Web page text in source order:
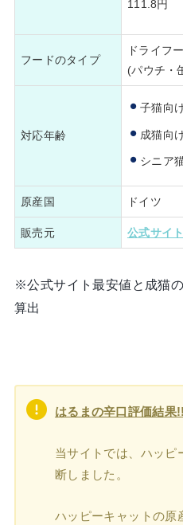
111.8円
フードのタイプ
ドライフ
(パウチ・
対応年齢
子猫向
成猫向
シニア
原産国 ドイツ
販売元 公式サイ
※公式サイト最安値と成猫
算出
はるまの辛口評価結果!!
当サイトでは、ハッピ
断しました。
ハッピーキャットの原